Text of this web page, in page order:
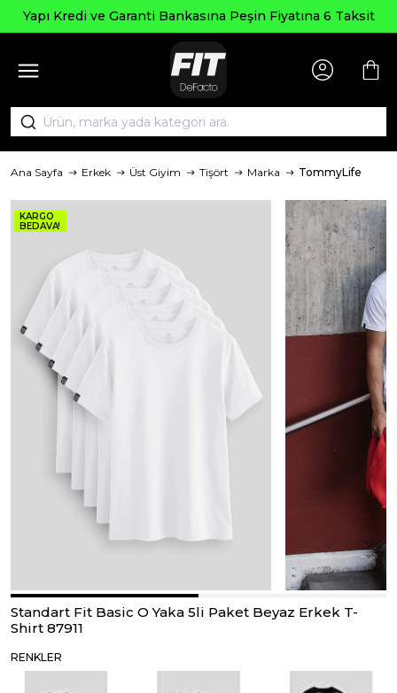
Yapı Kredi ve Garanti Bankasına Peşin Fiyatına 6 Taksit
Ana Sayfa Erkek Üst Giyim Tişört Marka TommyLife
KARGO
BEDAVA!
Standart Fit Basic O Yaka 5li Paket Beyaz Erkek T-
Shirt 87911
RENKLER